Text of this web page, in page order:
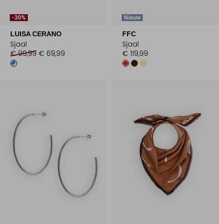
-30%
LUISA CERANO
Sjaal
€ 99,99 € 69,99
Nieuw
FFC
Sjaal
€ 119,99